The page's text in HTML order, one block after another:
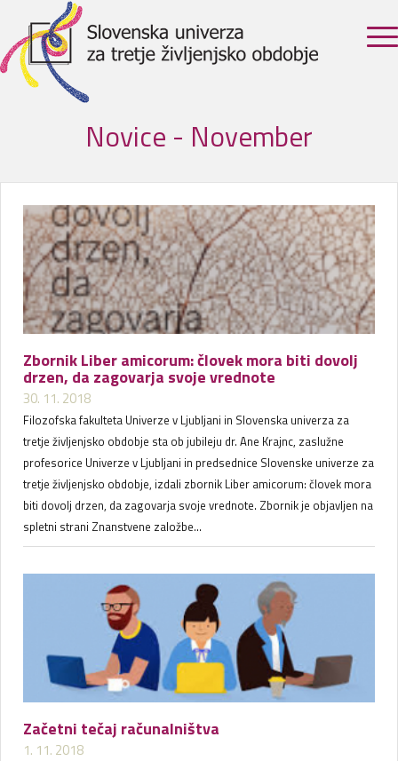
Novice - November
Zbornik Liber amicorum: človek mora biti dovolj
drzen, da zagovarja svoje vrednote
30. 11. 2018
Filozofska fakulteta Univerze v Ljubljani in Slovenska univerza za
tretje življenjsko obdobje sta ob jubileju dr. Ane Krajnc, zaslužne
profesorice Univerze v Ljubljani in predsednice Slovenske univerze za
tretje življenjsko obdobje, izdali zbornik Liber amicorum: človek mora
biti dovolj drzen, da zagovarja svoje vrednote. Zbornik je objavljen na
spletni strani Znanstvene založbe...
Začetni tečaj računalništva
1. 11. 2018